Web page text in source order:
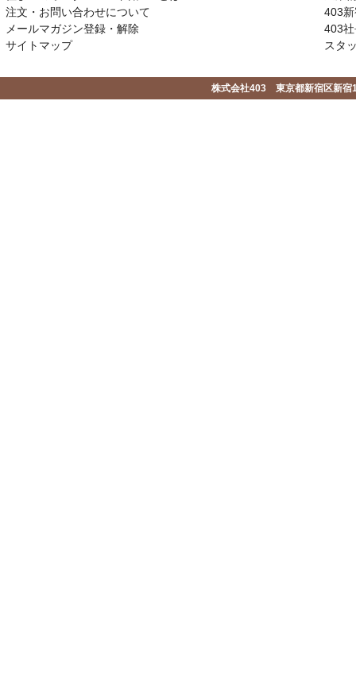
注文・お問い合わせについて
メールマガジン登録・解除
サイトマップ
403
403
スタ
株式会社403 東京都新宿区新